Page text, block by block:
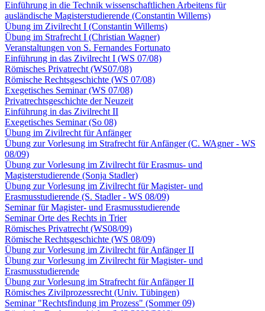
Einführung in die Technik wissenschaftlichen Arbeitens für
ausländische Magisterstudierende (Constantin Willems)
Übung im Zivilrecht I (Constantin Willems)
Übung im Strafrecht I (Christian Wagner)
Veranstaltungen von S. Fernandes Fortunato
Einführung in das Zivilrecht I (WS 07/08)
Römisches Privatrecht (WS07/08)
Römische Rechtsgeschichte (WS 07/08)
Exegetisches Seminar (WS 07/08)
Privatrechtsgeschichte der Neuzeit
Einführung in das Zivilrecht II
Exegetisches Seminar (So 08)
Übung im Zivilrecht für Anfänger
Übung zur Vorlesung im Strafrecht für Anfänger (C. WAgner - WS
08/09)
Übung zur Vorlesung im Zivilrecht für Erasmus- und
Magisterstudierende (Sonja Stadler)
Übung zur Vorlesung im Zivilrecht für Magister- und
Erasmusstudierende (S. Stadler - WS 08/09)
Seminar für Magister- und Erasmusstudierende
Seminar Orte des Rechts in Trier
Römisches Privatrecht (WS08/09)
Römische Rechtsgeschichte (WS 08/09)
Übung zur Vorlesung im Zivilrecht für Anfänger II
Übung zur Vorlesung im Zivilrecht für Magister- und
Erasmusstudierende
Übung zur Vorlesung im Strafrecht für Anfänger II
Römisches Zivilprozessrecht (Univ. Tübingen)
Seminar "Rechtsfindung im Prozess" (Sommer 09)